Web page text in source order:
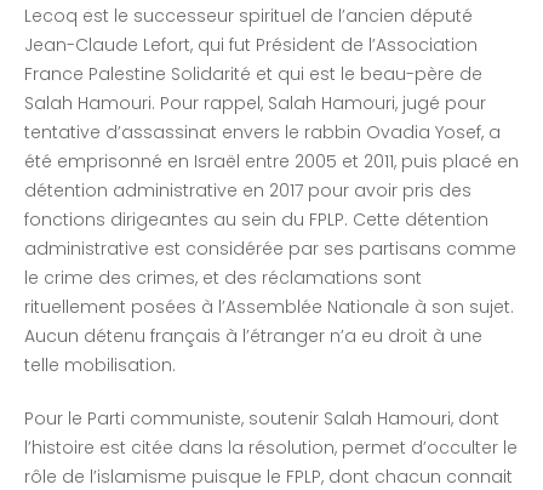
Lecoq est le successeur spirituel de l’ancien député
Jean-Claude Lefort, qui fut Président de l’Association
France Palestine Solidarité et qui est le beau-père de
Salah Hamouri. Pour rappel, Salah Hamouri, jugé pour
tentative d’assassinat envers le rabbin Ovadia Yosef, a
été emprisonné en Israël entre 2005 et 2011, puis placé en
détention administrative en 2017 pour avoir pris des
fonctions dirigeantes au sein du FPLP. Cette détention
administrative est considérée par ses partisans comme
le crime des crimes, et des réclamations sont
rituellement posées à l’Assemblée Nationale à son sujet.
Aucun détenu français à l’étranger n’a eu droit à une
telle mobilisation.
Pour le Parti communiste, soutenir Salah Hamouri, dont
l’histoire est citée dans la résolution, permet d’occulter le
rôle de l’islamisme puisque le FPLP, dont chacun connait